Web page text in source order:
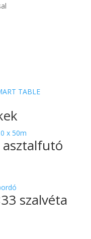
TABLE
asztalfutó
szalvéta